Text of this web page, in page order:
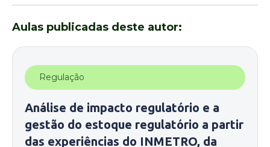
Aulas publicadas deste autor:
Regulação
Análise de impacto regulatório e a
gestão do estoque regulatório a partir
das experiências do INMETRO, da